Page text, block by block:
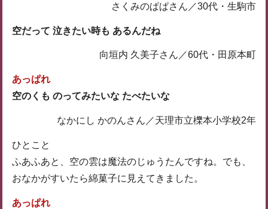
さくみのぱぱさん／30代・生駒市
空だって 泣きたい時も あるんだね
向垣内 久美子さん／60代・田原本町
あっぱれ
空のくも のってみたいな たべたいな
なかにし かのんさん／天理市立櫟本小学校2年
ひとこと
ふあふあと、空の雲は魔法のじゅうたんですね。でも、
おなかがすいたら綿菓子に見えてきました。
あっぱれ